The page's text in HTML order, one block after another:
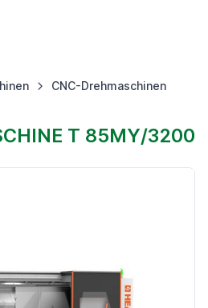
CNC-Drehmaschinen
T 85MY/3200